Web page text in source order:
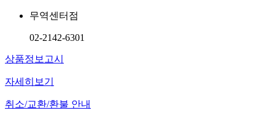
무역센터점
02-2142-6301
상품정보고시
자세히보기
취소/교환/환불 안내